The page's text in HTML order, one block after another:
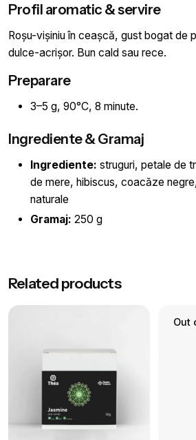
Profil aromatic & servire
Roșu-vișiniu în ceașcă, gust bogat de
dulce-acrișor. Bun cald sau rece.
Preparare
3–5 g, 90°C, 8 minute.
Ingrediente & Gramaj
Ingrediente: struguri, petale de
de mere, hibiscus, coacăze
naturale
Gramaj: 250 g
Aromă ceai de fructe de
Related products
Out